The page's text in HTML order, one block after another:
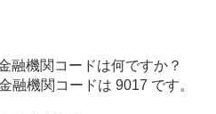
融機関コードは何ですか？
融機関コードは 9017 です。